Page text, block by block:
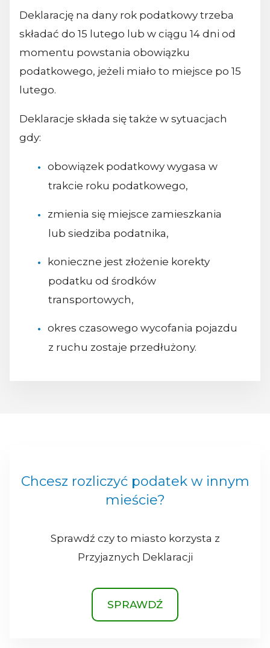
Deklarację na dany rok podatkowy trzeba
składać do 15 lutego lub w ciągu 14 dni od
momentu powstania obowiązku
podatkowego, jeżeli miało to miejsce po 15
lutego.
Deklaracje składa się także w sytuacjach
gdy:
obowiązek podatkowy wygasa w
trakcie roku podatkowego,
zmienia się miejsce zamieszkania
lub siedziba podatnika,
konieczne jest złożenie korekty
podatku od środków
transportowych,
okres czasowego wycofania pojazdu
z ruchu zostaje przedłużony.
Chcesz rozliczyć podatek w innym
mieście?
Sprawdź czy to miasto korzysta z
Przyjaznych Deklaracji
SPRAWDŹ